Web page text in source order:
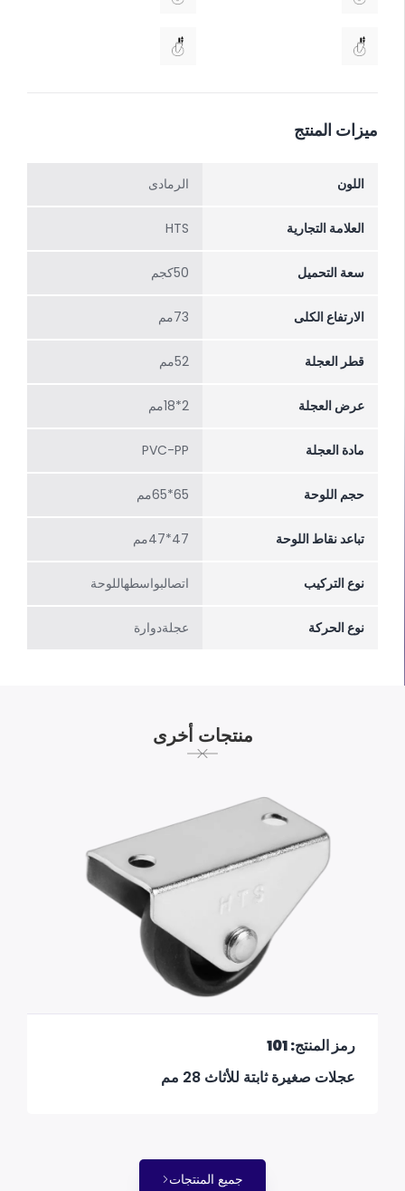
ميزات المنتج
اللون الرمادی
العلامة التجارية HTS
سعة التحميل 50كجم
الارتفاع الکلی 73مم
قطر العجلة 52مم
عرض العجلة 2*18مم
مادة العجلة PVC-PP
حجم اللوحة 65*65مم
تباعد نقاط اللوحة 47*47مم
نوع التركيب اتصالبواسطهاللوحة
نوع الحركة عجلةدوارة
منتجات أخرى
رمز المنتج: 101
عجلات صغيرة ثابتة للأثاث 28 مم
جميع المنتجات